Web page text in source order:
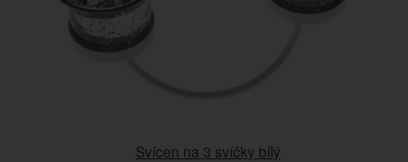
Svícen na 3 svíčky bílý